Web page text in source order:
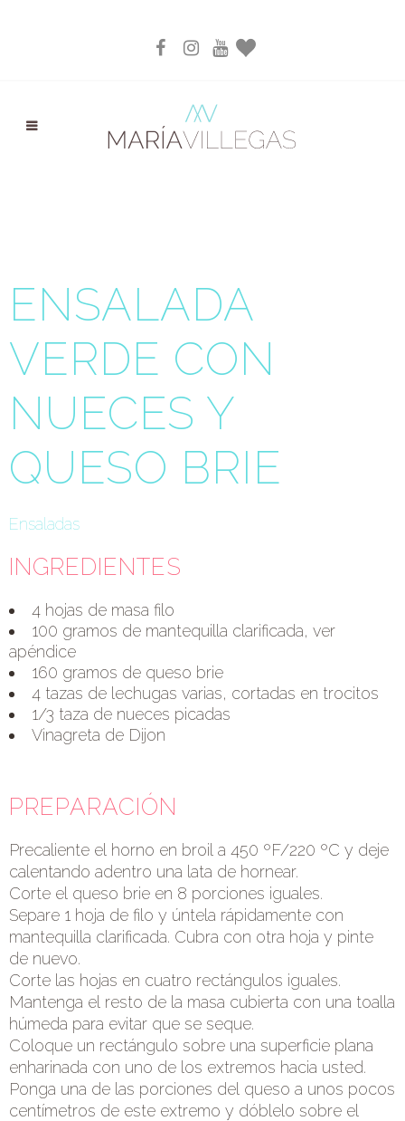
ENSALADA
VERDE CON
NUECES Y
QUESO BRIE
Ensaladas
INGREDIENTES
4 hojas de masa filo
100 gramos de mantequilla clarificada, ver
apéndice
160 gramos de queso brie
4 tazas de lechugas varias, cortadas en trocitos
1/3 taza de nueces picadas
Vinagreta de Dijon
PREPARACIÓN
Precaliente el horno en broil a 450 ºF/220 ºC y deje
calentando adentro una lata de hornear.
Corte el queso brie en 8 porciones iguales.
Separe 1 hoja de filo y úntela rápidamente con
mantequilla clarificada. Cubra con otra hoja y pinte
de nuevo.
Corte las hojas en cuatro rectángulos iguales.
Mantenga el resto de la masa cubierta con una toalla
húmeda para evitar que se seque.
Coloque un rectángulo sobre una superficie plana
enharinada con uno de los extremos hacia usted.
Ponga una de las porciones del queso a unos pocos
centímetros de este extremo y dóblelo sobre el